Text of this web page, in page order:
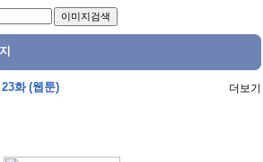
화 (웹툰) 더보기